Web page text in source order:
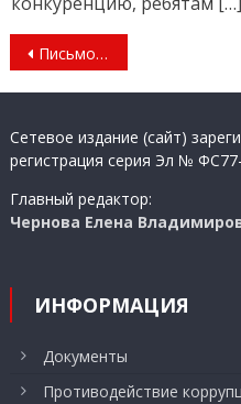
Навигация
по
Письмо солдату
Сетевое издание (сайт)
регистрация серия Эл №
Главный редактор:
Чернова Елена
ИНФОРМАЦИЯ
Документы
Противодействие